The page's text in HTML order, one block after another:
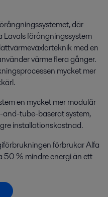
där
Lavals förångningssystem
med en
värme flera gånger.
mycket mer
en mycket mer modulär
tube-baserat system,
installationskostnad.
förbrukar Alfa
50 % mindre energi än ett